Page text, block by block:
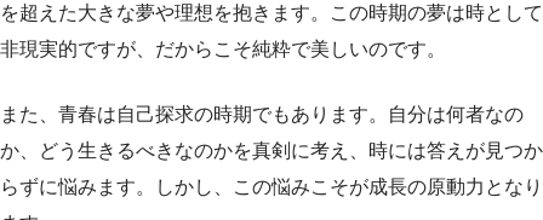
を超えた大きな夢や理想を抱きます。この時期の夢は時として
非現実的ですが、だからこそ純粋で美しいのです。
また、青春は自己探求の時期でもあります。自分は何者なの
か、どう生きるべきなのかを真剣に考え、時には答えが見つか
らずに悩みます。しかし、この悩みこそが成長の原動力となり